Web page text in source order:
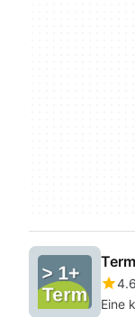
4.6
Eine